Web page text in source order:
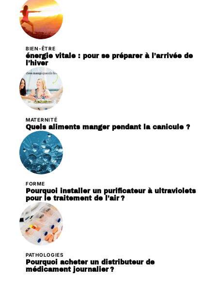
BIEN-ÊTRE
énergie vitale : pour se préparer à l’arrivée de
l’hiver
MATERNITÉ
Quels aliments manger pendant la canicule ?
FORME
Pourquoi installer un purificateur à ultraviolets
pour le traitement de l’air ?
PATHOLOGIES
Pourquoi acheter un distributeur de
médicament journalier ?